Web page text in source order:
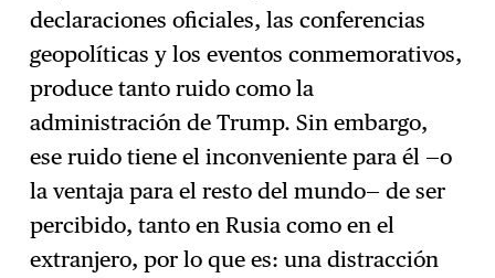
declaraciones oficiales, las conferencias
geopolíticas y los eventos conmemorativos,
produce tanto ruido como la
administración de Trump. Sin embargo,
ese ruido tiene el inconveniente para él —o
la ventaja para el resto del mundo— de ser
percibido, tanto en Rusia como en el
extranjero, por lo que es: una distracción